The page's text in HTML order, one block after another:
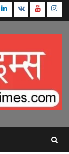
Linkedin
VK Youtube